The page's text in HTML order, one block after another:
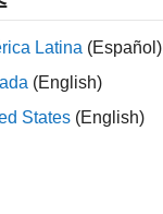
지
Latina (Español)
(English)
States (English)